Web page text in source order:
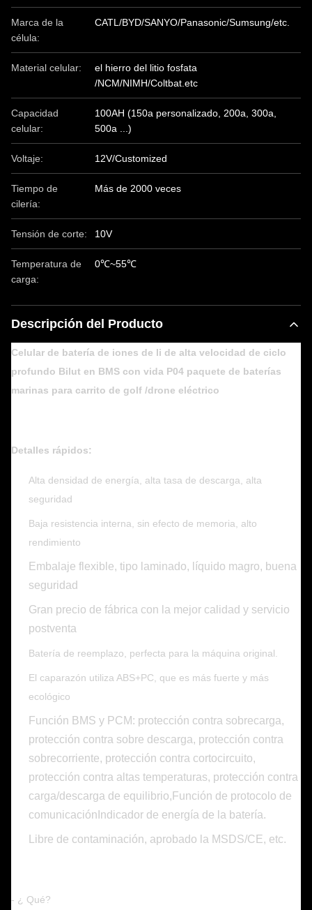
Marca de la
célula:
CATL/BYD/SANYO/Panasonic/Sumsung/etc.
Material celular:
el hierro del litio fosfata
/NCM/NIMH/Coltbat.etc
Capacidad
celular:
100AH ​​(150a personalizado, 200a, 300a,
500a ...)
Voltaje: 12V/Customized
Tiempo de
cilería:
Más de 2000 veces
Tensión de corte: 10V
Temperatura de
carga:
0℃~55℃
Descripción del Producto
Celular de batería de iones de li de alta velocidad de ciclo
profundo Bilut en BMS con vida P04 paquete de baterías
marinas para carrito de golf /drone eléctrico
Detalles rápidos:
Alta densidad de energía, alta tasa de descarga, alta
seguridad
Baja resistencia interna, sin efecto de memoria, alto
rendimiento
Embalaje flexible, tipo laminado, líquido magro, buena
seguridad
Gran precio de fábrica con la mejor calidad y servicio
postventa
Batería de reemplazo, perfecta para la máquina original.
El caparazón utiliza ABS+PC, que es más fuerte y más
ecológico
Función BMS y PCM: protección contra sobrecarga,
protección contra sobre descarga, protección contra
sobrecorriente, protección contra cortocircuito,
protección contra altas temperaturas, protección contra
carga/descarga de equilibrio,Función de protocolo de
comunicaciónIndicador de energía de la batería.
Libre de contaminación, aprobado la MSDS/CE, etc.
- ¿ Qué?